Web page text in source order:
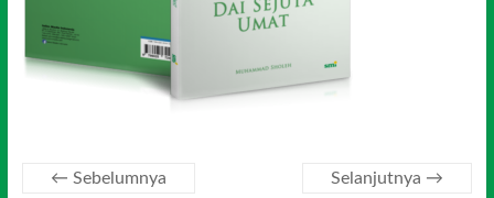
← Sebelumnya Selanjutnya →